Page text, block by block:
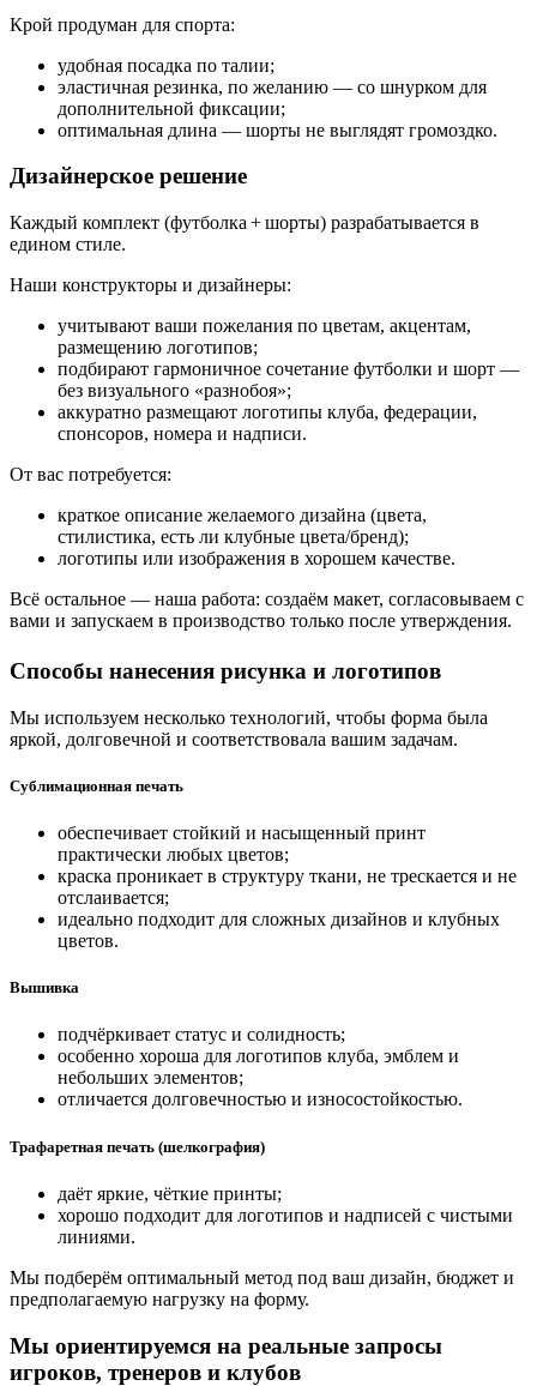
Крой продуман для спорта:
удобная посадка по талии;
эластичная резинка, по желанию — со шнурком для
дополнительной фиксации;
оптимальная длина — шорты не выглядят громоздко.
Дизайнерское решение
Каждый комплект (футболка + шорты) разрабатывается в
едином стиле.
Наши конструкторы и дизайнеры:
учитывают ваши пожелания по цветам, акцентам,
размещению логотипов;
подбирают гармоничное сочетание футболки и шорт —
без визуального «разнобоя»;
аккуратно размещают логотипы клуба, федерации,
спонсоров, номера и надписи.
От вас потребуется:
краткое описание желаемого дизайна (цвета,
стилистика, есть ли клубные цвета/бренд);
логотипы или изображения в хорошем качестве.
Всё остальное — наша работа: создаём макет, согласовываем с
вами и запускаем в производство только после утверждения.
Способы нанесения рисунка и логотипов
Мы используем несколько технологий, чтобы форма была
яркой, долговечной и соответствовала вашим задачам.
Сублимационная печать
обеспечивает стойкий и насыщенный принт
практически любых цветов;
краска проникает в структуру ткани, не трескается и не
отслаивается;
идеально подходит для сложных дизайнов и клубных
цветов.
Вышивка
подчёркивает статус и солидность;
особенно хороша для логотипов клуба, эмблем и
небольших элементов;
отличается долговечностью и износостойкостью.
Трафаретная печать (шелкография)
даёт яркие, чёткие принты;
хорошо подходит для логотипов и надписей с чистыми
линиями.
Мы подберём оптимальный метод под ваш дизайн, бюджет и
предполагаемую нагрузку на форму.
Мы ориентируемся на реальные запросы
игроков, тренеров и клубов